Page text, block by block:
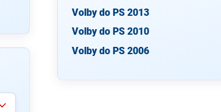
Volby do PS 2013
Volby do PS 2010
Volby do PS 2006